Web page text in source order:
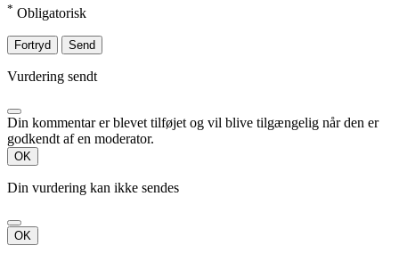
* Obligatorisk
Fortryd Send
Vurdering sendt
Din kommentar er blevet tilføjet og vil blive tilgængelig når den er
godkendt af en moderator.
OK
Din vurdering kan ikke sendes
OK